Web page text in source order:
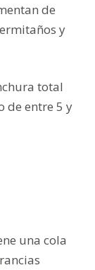
de
y
total
de entre 5 y
una cola